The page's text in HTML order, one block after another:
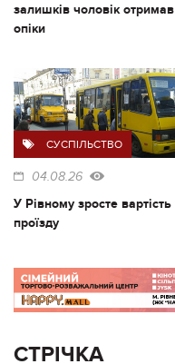
залишків чоловік отримав
опіки
СУСПІЛЬСТВО
04.08.26
У Рівному зросте вартість
проїзду
СТРІЧКА